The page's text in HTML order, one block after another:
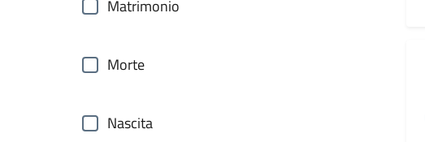
Matrimonio
Morte
Nascita